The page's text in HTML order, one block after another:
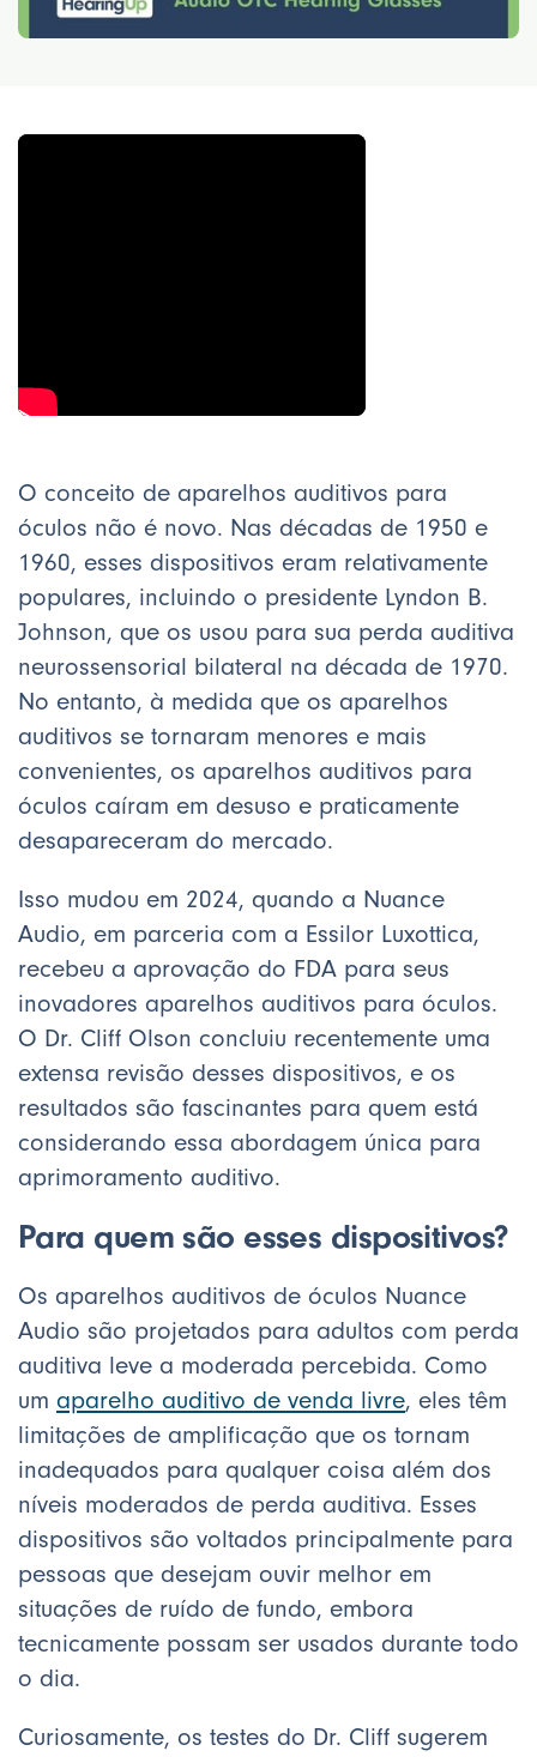
O conceito de aparelhos auditivos para
óculos não é novo. Nas décadas de 1950 e
1960, esses dispositivos eram relativamente
populares, incluindo o presidente Lyndon B.
Johnson, que os usou para sua perda auditiva
neurossensorial bilateral na década de 1970.
No entanto, à medida que os aparelhos
auditivos se tornaram menores e mais
convenientes, os aparelhos auditivos para
óculos caíram em desuso e praticamente
desapareceram do mercado.
Isso mudou em 2024, quando a Nuance
Audio, em parceria com a Essilor Luxottica,
recebeu a aprovação do FDA para seus
inovadores aparelhos auditivos para óculos.
O Dr. Cliff Olson concluiu recentemente uma
extensa revisão desses dispositivos, e os
resultados são fascinantes para quem está
considerando essa abordagem única para
aprimoramento auditivo.
Para quem são esses dispositivos?
Os aparelhos auditivos de óculos Nuance
Audio são projetados para adultos com perda
auditiva leve a moderada percebida. Como
um aparelho auditivo de venda livre, eles têm
limitações de amplificação que os tornam
inadequados para qualquer coisa além dos
níveis moderados de perda auditiva. Esses
dispositivos são voltados principalmente para
pessoas que desejam ouvir melhor em
situações de ruído de fundo, embora
tecnicamente possam ser usados durante todo
o dia.
Curiosamente, os testes do Dr. Cliff sugerem